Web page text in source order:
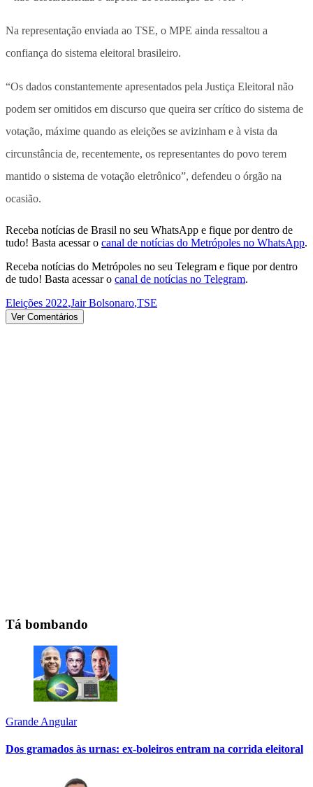
Na representação enviada ao TSE, o MPE ainda ressaltou a
confiança do sistema eleitoral brasileiro.
“Os dados constantemente apresentados pela Justiça Eleitoral não
podem ser omitidos em discurso que queira ser crítico do sistema de
votação, máxime quando as eleições se avizinham e à vista da
circunstância de, recentemente, os representantes do povo terem
mantido o sistema de votação eletrônico”, defendeu o órgão na
ocasião.
Receba notícias de Brasil no seu WhatsApp e fique por dentro de
tudo! Basta acessar o canal de notícias do Metrópoles no WhatsApp.
Receba notícias do Metrópoles no seu Telegram e fique por dentro
de tudo! Basta acessar o canal de notícias no Telegram.
Eleições 2022,Jair Bolsonaro,TSE
Ver Comentários
Tá bombando
Grande Angular
Dos gramados às urnas: ex-boleiros entram na corrida eleitoral